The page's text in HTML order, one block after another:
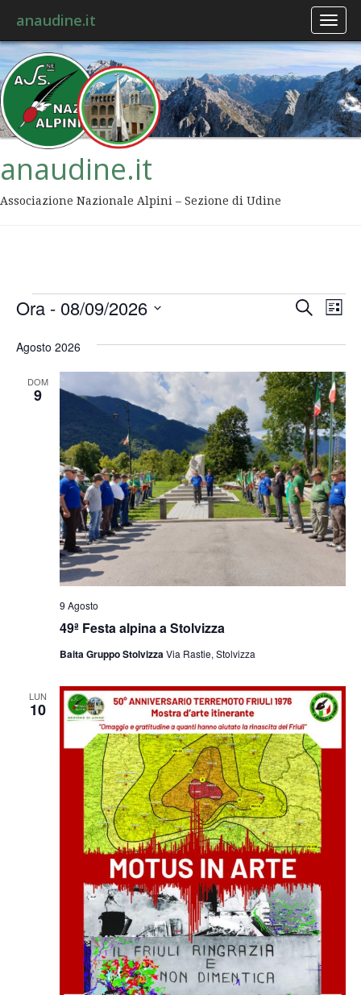
anaudine.it
anaudine.it
Associazione Nazionale Alpini – Sezione di Udine
viste
Cerca
Lista
Ora - 08/09/2026
la
Agosto 2026
DOM
9
49ª Festa alpina a Stolvizza
9 Agosto
Baita Gruppo StolvizzaVia Rastie, Stolvizza
LUN
10